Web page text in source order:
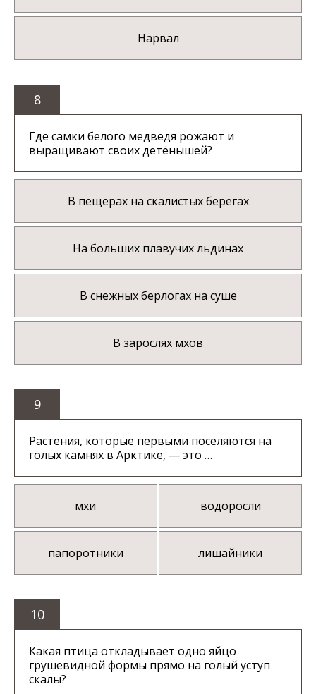
Нарвал
8
Где самки белого медведя рожают и
выращивают своих детёнышей?
В пещерах на скалистых берегах
На больших плавучих льдинах
В снежных берлогах на суше
В зарослях мхов
9
Растения, которые первыми поселяются на
голых камнях в Арктике, — это …
мхи водоросли
папоротники лишайники
10
Какая птица откладывает одно яйцо
грушевидной формы прямо на голый уступ
скалы?